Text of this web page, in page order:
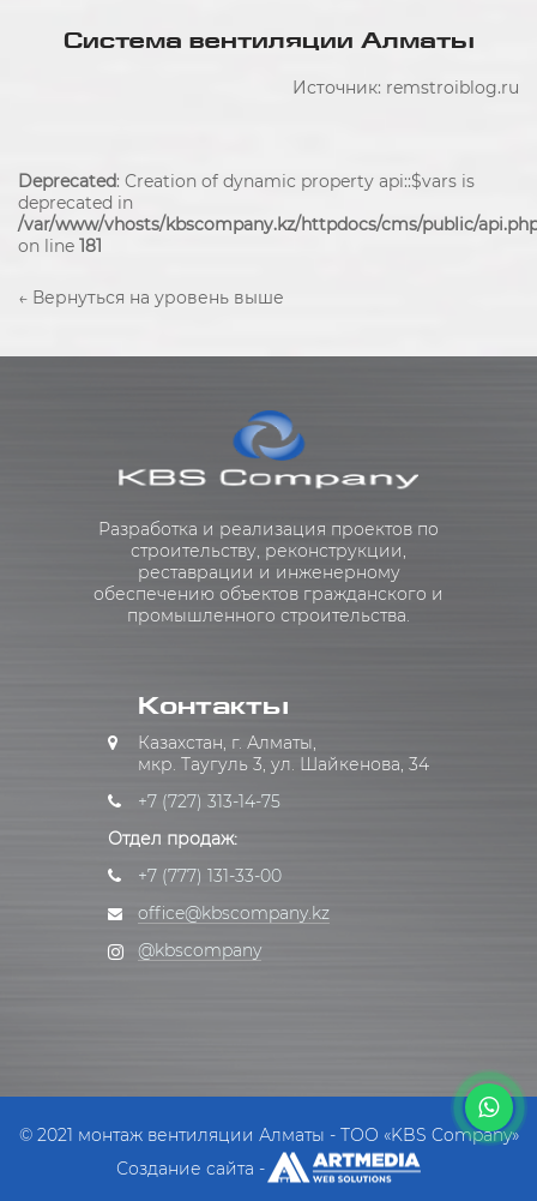
Система вентиляции Алматы
Источник: remstroiblog.ru
Deprecated: Creation of dynamic property api::$vars is
deprecated in
/var/www/vhosts/kbscompany.kz/httpdocs/cms/public/
on line 181
← Вернуться на уровень выше
Разработка и реализация проектов по
строительству, реконструкции,
реставрации и инженерному
обеспечению объектов гражданского и
промышленного строительства.
Контакты
Казахстан, г. Алматы,
мкр. Таугуль 3, ул. Шайкенова, 34
+7 (727) 313-14-75
Отдел продаж:
+7 (777) 131-33-00
office@kbscompany.kz
@kbscompany
© 2021 монтаж вентиляции Алматы - ТОО «KBS Company»
Создание сайта -